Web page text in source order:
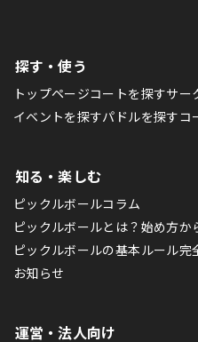
探す・使う
トップページコートを探すサー
イベントを探すパドルを探すコ
知る・楽しむ
ピックルボールコラム
ピックルボールとは？始め方
ピックルボールの基本ルール完
お知らせ
運営・法人向け